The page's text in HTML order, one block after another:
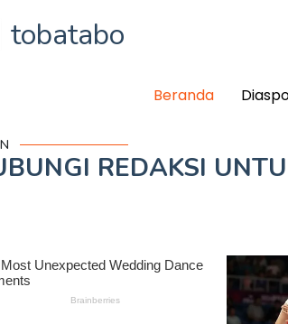
tobatabo
Beranda
REDAKSI